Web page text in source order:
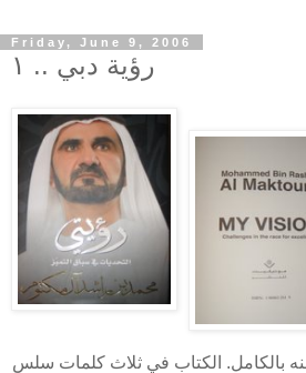
Friday, June 9, 2006
رؤية دبي .. ١
بالكامل. الكتاب في ثلاث كلمات سلس